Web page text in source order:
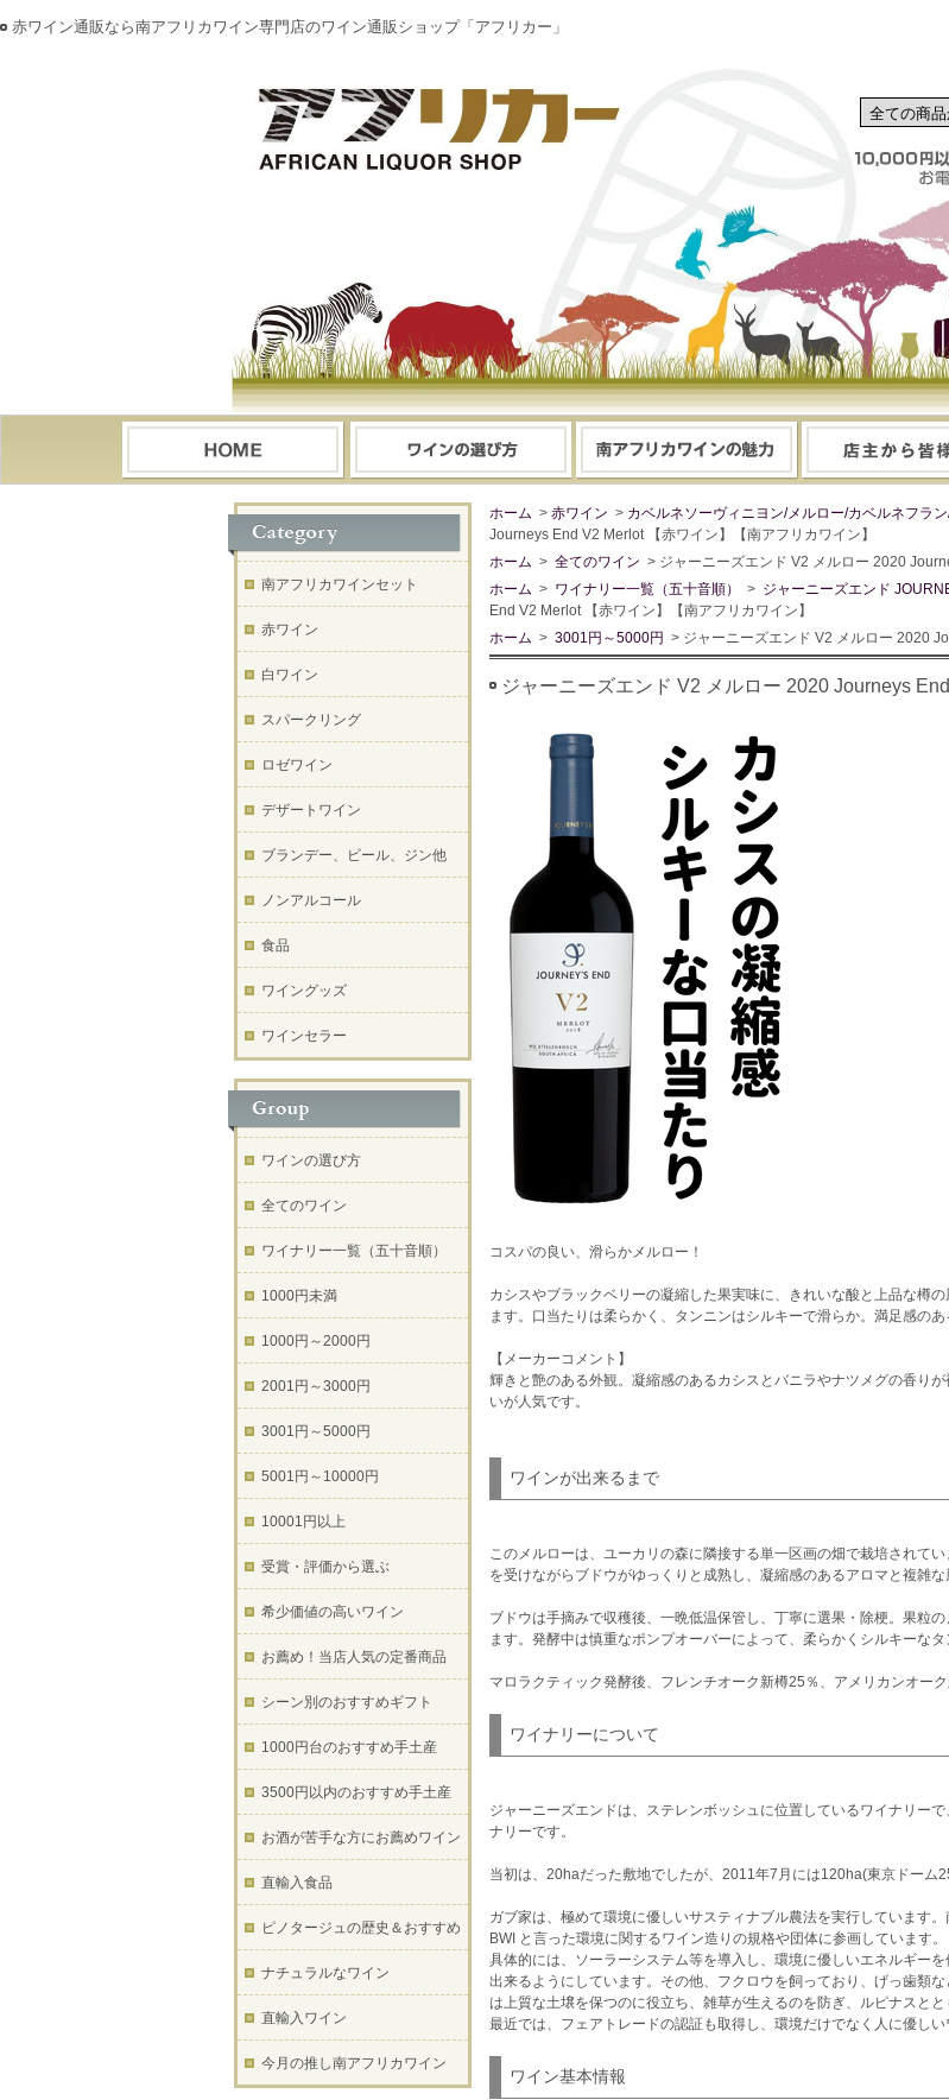
赤ワイン通販なら南アフリカワイン専門店のワイン通販ショップ「アフリカー」
ホーム > 赤ワイン > カベルネソーヴィニヨン/メルロー/カベルネフラ
Journeys End V2 Merlot 【赤ワイン】【南アフリカワイン】
ホーム > 全てのワイン > ジャーニーズエンド V2 メルロー 2020
ホーム > ワイナリー一覧（五十音順） > ジャーニーズエンド
End V2 Merlot 【赤ワイン】【南アフリカワイン】
ホーム > 3001円～5000円 > ジャーニーズエンド V2 メルロー 2020
ジャーニーズエンド V2 メルロー 2020 Journeys
コスパの良い、滑らかメルロー！
カシスやブラックベリーの凝縮した果実味に、きれいな酸と上品な樽
ます。口当たりは柔らかく、タンニンはシルキーで滑らか。満足感のあ
【メーカーコメント】
輝きと艶のある外観。凝縮感のあるカシスとバニラやナツメグの香り
いが人気です。
ワインが出来るまで
このメルローは、ユーカリの森に隣接する単一区画の畑で栽培されて
を受けながらブドウがゆっくりと成熟し、凝縮感のあるアロマと複雑な
ブドウは手摘みで収穫後、一晩低温保管し、丁寧に選果・除梗。果粒
ます。発酵中は慎重なポンプオーバーによって、柔らかくシルキーなタ
マロラクティック発酵後、フレンチオーク新樽25％、アメリカンオー
ワイナリーについて
ジャーニーズエンドは、ステレンボッシュに位置しているワイナリー
ナリーです。
当初は、20haだった敷地でしたが、2011年7月には120ha(東京ドーム
ガブ家は、極めて環境に優しいサスティナブル農法を実行しています
BWI と言った環境に関するワイン造りの規格や団体に参画しています。
具体的には、ソーラーシステム等を導入し、環境に優しいエネルギー
出来るようにしています。その他、フクロウを飼っており、げっ歯類
は上質な土壌を保つのに役立ち、雑草が生えるのを防ぎ、ルピナスと
最近では、フェアトレードの認証も取得し、環境だけでなく人に優しい
ワイン基本情報
南アフリカワインセット
赤ワイン
白ワイン
スパークリング
ロゼワイン
デザートワイン
ブランデー、ビール、ジン他
ノンアルコール
食品
ワイングッズ
ワインセラー
ワインの選び方
全てのワイン
ワイナリー一覧（五十音順）
1000円未満
1000円～2000円
2001円～3000円
3001円～5000円
5001円～10000円
10001円以上
受賞・評価から選ぶ
希少価値の高いワイン
お薦め！当店人気の定番商品
シーン別のおすすめギフト
1000円台のおすすめ手土産
3500円以内のおすすめ手土産
お酒が苦手な方にお薦めワイン
直輸入食品
ピノタージュの歴史＆おすすめ
ナチュラルなワイン
直輸入ワイン
今月の推し南アフリカワイン